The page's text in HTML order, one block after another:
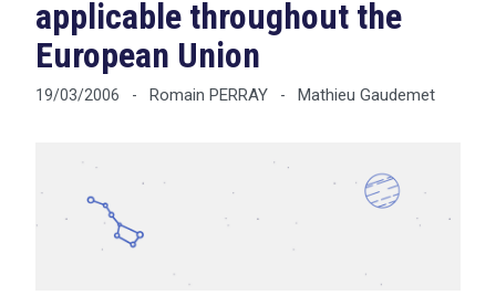
Tout sur le droit de l'innovation
Rechercher
CONTACT
applicable throughout the
European Union
19/03/2006 - Romain PERRAY - Mathieu Gaudemet